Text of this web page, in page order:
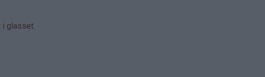
i glasset.